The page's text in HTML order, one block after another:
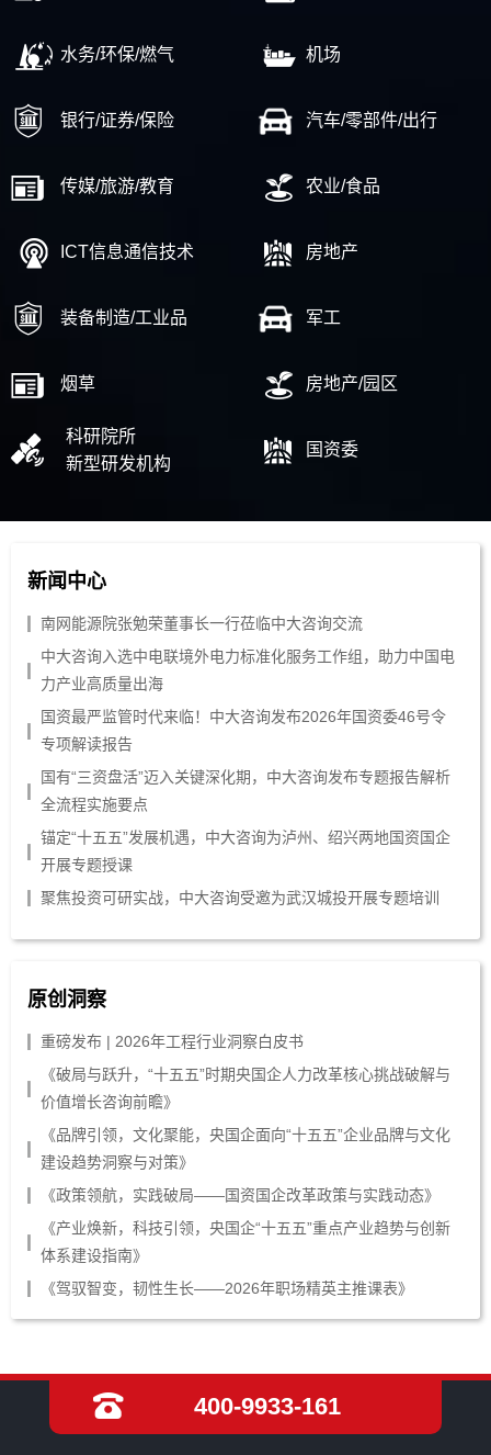
水务/环保/燃气 机场
银行/证券/保险 汽车/零部件/出行
传媒/旅游/教育 农业/食品
ICT信息通信技术 房地产
装备制造/工业品 军工
烟草 房地产/园区
科研院所
新型研发机构
国资委
新闻中心
南网能源院张勉荣董事长一行莅临中大咨询交流
中大咨询入选中电联境外电力标准化服务工作组，助力中国电
力产业高质量出海
国资最严监管时代来临！中大咨询发布2026年国资委46号令
专项解读报告
国有“三资盘活”迈入关键深化期，中大咨询发布专题报告解析
全流程实施要点
锚定“十五五”发展机遇，中大咨询为泸州、绍兴两地国资国企
开展专题授课
聚焦投资可研实战，中大咨询受邀为武汉城投开展专题培训
原创洞察
重磅发布 | 2026年工程行业洞察白皮书
《破局与跃升，“十五五”时期央国企人力改革核心挑战破解与
价值增长咨询前瞻》
《品牌引领，文化聚能，央国企面向“十五五”企业品牌与文化
建设趋势洞察与对策》
《政策领航，实践破局——国资国企改革政策与实践动态》
《产业焕新，科技引领，央国企“十五五”重点产业趋势与创新
体系建设指南》
《驾驭智变，韧性生长——2026年职场精英主推课表》
400-9933-161